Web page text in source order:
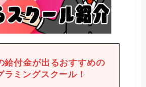
給付金が出るおすすめの
ラミングスクール！